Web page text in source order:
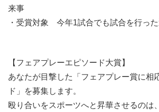
来事
・受賞対象 今年1試合でも試合を行っ
【フェアプレーエピソード大賞】
あなたが目撃した「フェアプレー賞に相
ド」を募集します。
殴り合いをスポーツへと昇華させるのは